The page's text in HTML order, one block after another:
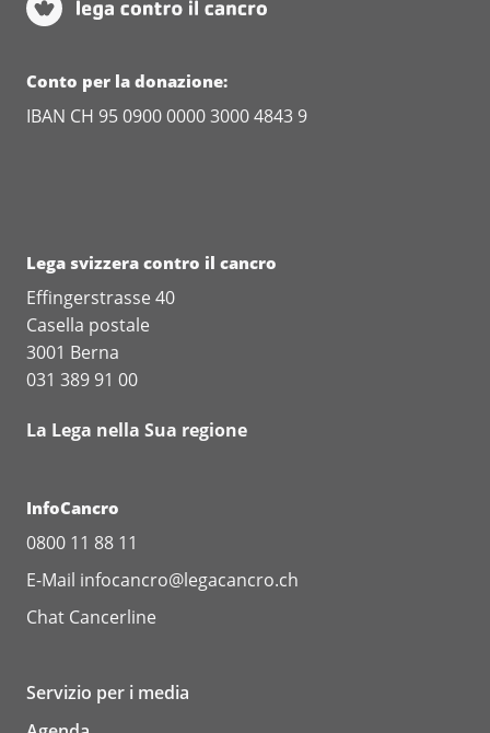
Conto per la donazione:
IBAN CH 95 0900 0000 3000 4843 9
Lega svizzera contro il cancro
Effingerstrasse 40
Casella postale
3001 Berna
031 389 91 00
La Lega nella Sua regione
InfoCancro
0800 11 88 11
E-Mail infocancro@legacancro.ch
Chat Cancerline
Servizio per i media